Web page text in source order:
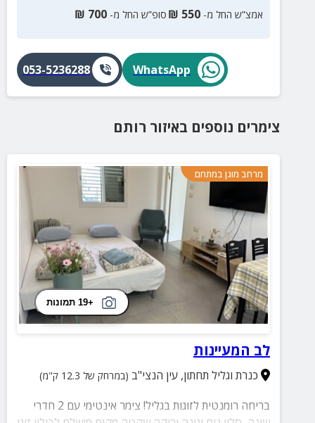
אמצ”ש החל מ- 550
₪ סופ”ש החל מ- 700
₪
WhatsApp
053-5236288
צימרים נוספים באיזור רותם
מרחב מוגן במתחם
+19 תמונות
לב המעיינות
כנרת וגליל תחתון,עין הנצי"ב (במרחק של 12.3 ק"מ)
בריחה רומנטית לזוגות בגליל! צימר אינטימי עם 2 חדרי